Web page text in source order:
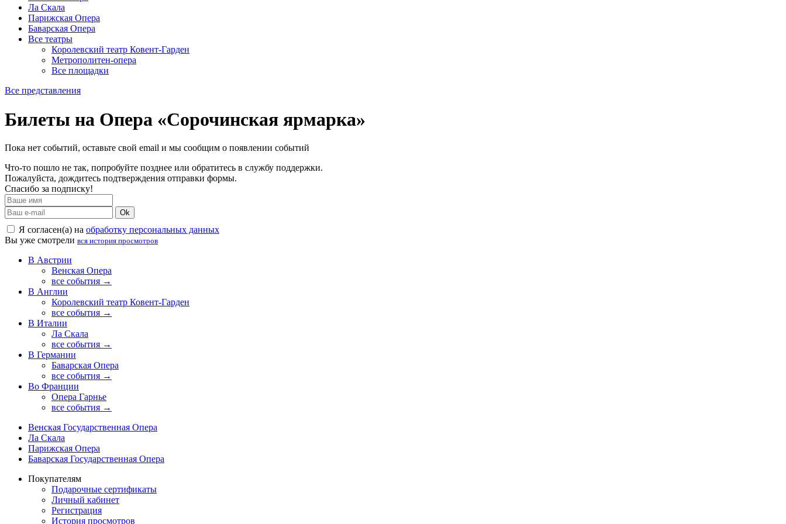
Ла Скала
Парижская Опера
Баварская Опера
Все театры
Королевский театр Ковент-Гарден
Метрополитен-опера
Все площадки
Все представления
Билеты на Опера «Сорочинская ярмарка»
Пока нет событий, оставьте свой email и мы сообщим о появлении событий
Что-то пошло не так, попробуйте позднее или обратитесь в службу поддержки.
Пожалуйста, дождитесь подтверждения отправки формы.
Спасибо за подписку!
Ok
Я согласен(а) на обработку персональных данных
Вы уже смотрели вся история просмотров
В Австрии
Венская Опера
все события →
В Англии
Королевский театр Ковент-Гарден
все события →
В Италии
Ла Скала
все события →
В Германии
Баварская Опера
все события →
Во Франции
Опера Гарнье
все события →
Венская Государственная Опера
Ла Скала
Парижская Опера
Баварская Государственная Опера
Покупателям
Подарочные сертификаты
Личный кабинет
Регистрация
История просмотров